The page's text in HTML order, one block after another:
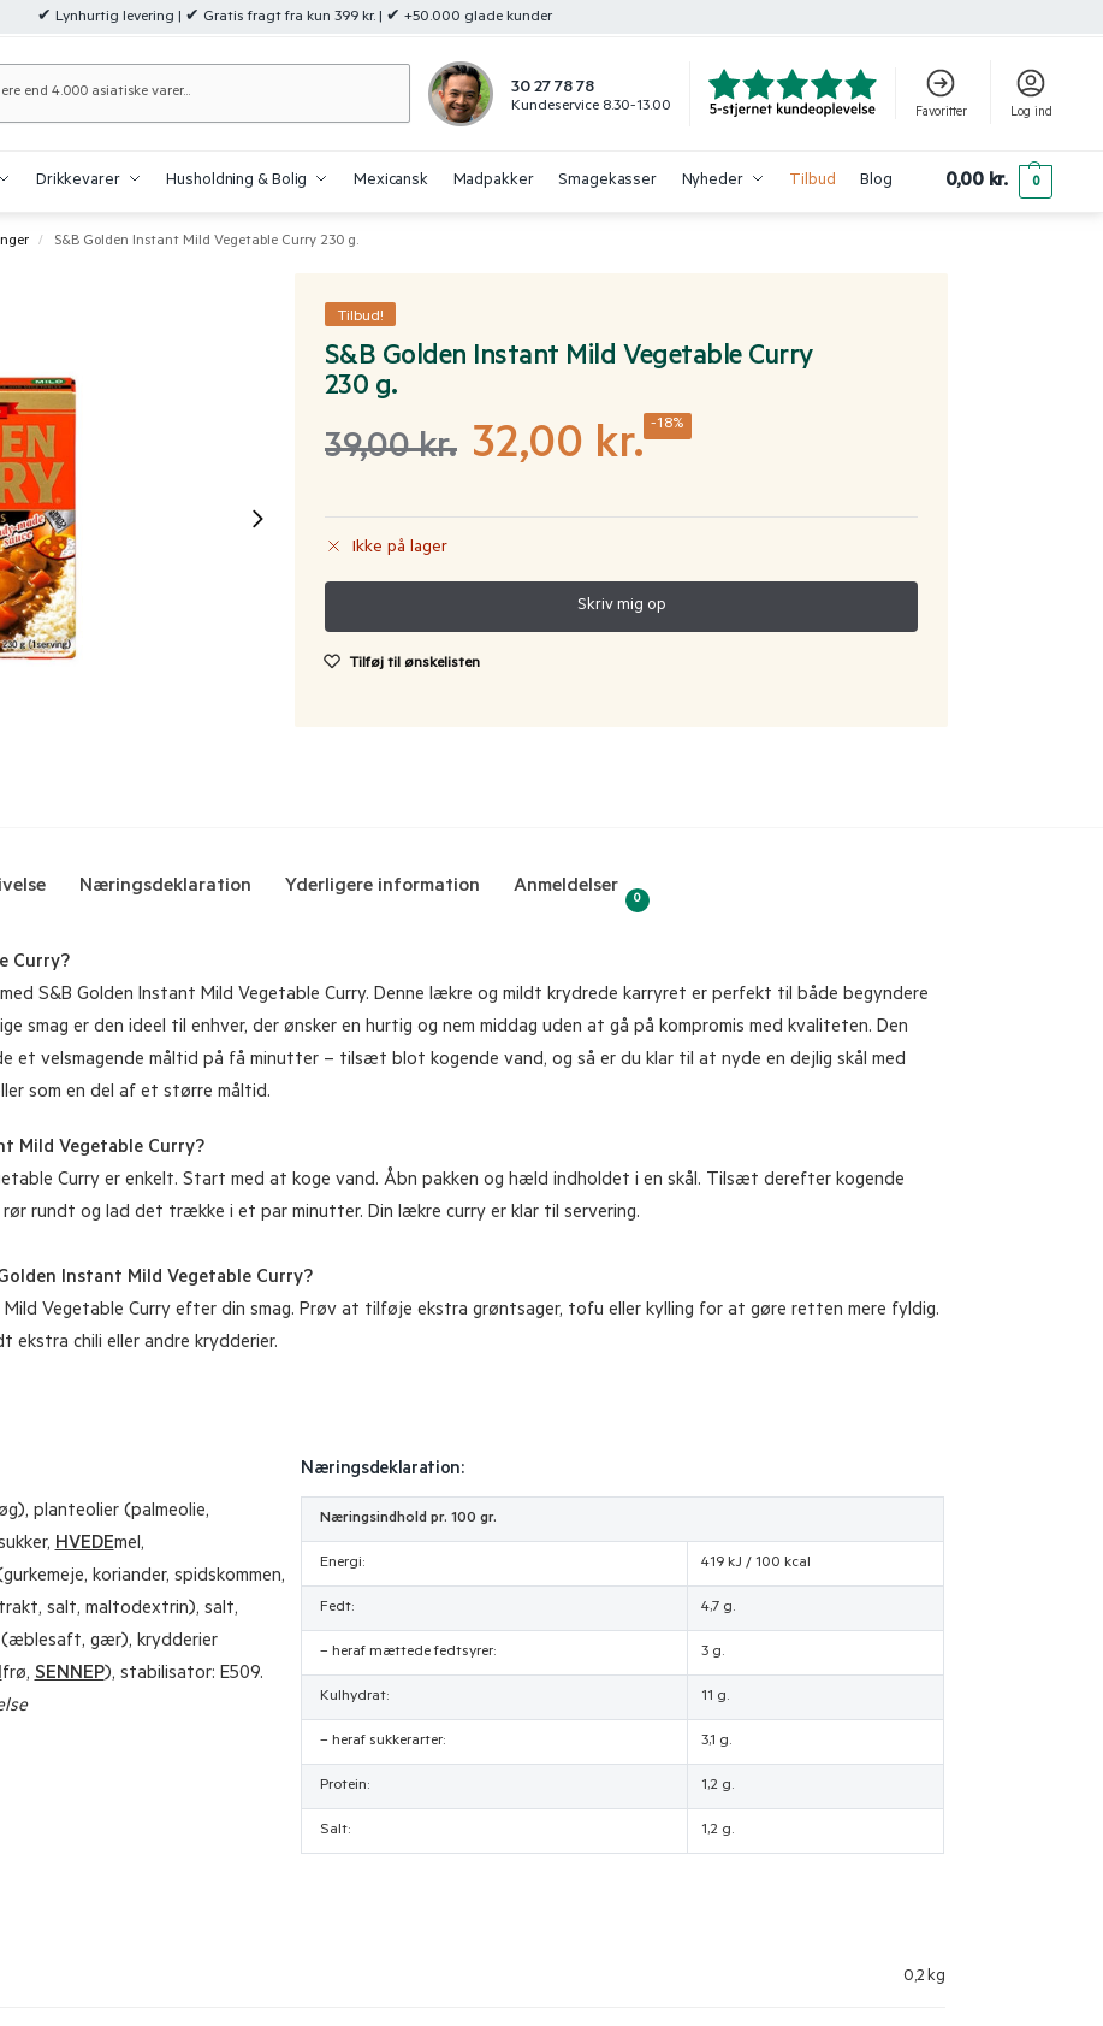
✔ Lynhurtig levering | ✔ Gratis fragt fra kun 399 kr. | ✔ +50.000 glade kunder
30 27 78 78
Kundeservice 8.30-13.00 Favoritter Log ind
Drikkevarer Husholdning & Bolig Mexicansk Madpakker Smagekasser Nyheder Tilbud Blog 0,00 kr. 0
/ S&B Golden Instant Mild Vegetable Curry 230 g.
Tilbud!
S&B Golden Instant Mild Vegetable Curry
230 g.
39,00kr. 32,00 kr. -18%
Ikke på lager
Tilføj til ønskelisten
Næringsdeklaration Yderligere information Anmeldelser
0
Curry?
S&B Golden Instant Mild Vegetable Curry. Denne lækre og mildt krydrede karryret er perfekt til både begyndere
smag er den ideel til enhver, der ønsker en hurtig og nem middag uden at gå på kompromis med kvaliteten. Den
et velsmagende måltid på få minutter – tilsæt blot kogende vand, og så er du klar til at nyde en dejlig skål med
som en del af et større måltid.
Mild Vegetable Curry?
Curry er enkelt. Start med at koge vand. Åbn pakken og hæld indholdet i en skål. Tilsæt derefter kogende
rundt og lad det trække i et par minutter. Din lækre curry er klar til servering.
Instant Mild Vegetable Curry?
Vegetable Curry efter din smag. Prøv at tilføje ekstra grøntsager, tofu eller kylling for at gøre retten mere fyldig.
ekstra chili eller andre krydderier.
planteolier (palmeolie,
HVEDEmel,
koriander, spidskommen,
salt, maltodextrin), salt,
(æblesaft, gær), krydderier
frø,SENNEP), stabilisator: E509.
Næringsdeklaration:
Næringsindhold pr. 100 gr.
Energi: 419 kJ / 100 kcal
Fedt: 4,7 g.
– heraf mættede fedtsyrer: 3 g.
Kulhydrat: 11 g.
– heraf sukkerarter: 3,1 g.
Protein: 1,2 g.
Salt: 1,2 g.
0,2 kg